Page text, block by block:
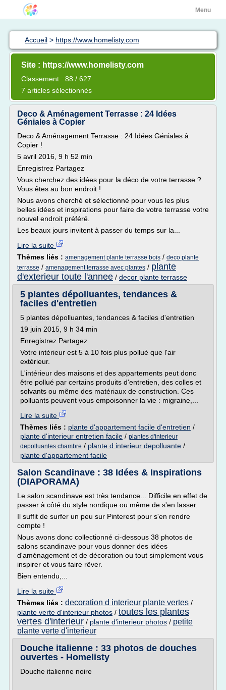
Menu
Accueil > https://www.homelisty.com
Site : https://www.homelisty.com
Classement : 88 / 627
7 articles sélectionnés
Deco & Aménagement Terrasse : 24 Idées
Géniales à Copier
Deco & Aménagement Terrasse : 24 Idées Géniales à
Copier !
5 avril 2016, 9 h 52 min
Enregistrez Partagez
Vous cherchez des idées pour la déco de votre terrasse ?
Vous êtes au bon endroit !
Nous avons cherché et sélectionné pour vous les plus
belles idées et inspirations pour faire de votre terrasse votre
nouvel endroit préféré.
Les beaux jours invitent à passer du temps sur la...
Lire la suite
Thèmes liés : amenagement plante terrasse bois / deco plante
terrasse / amenagement terrasse avec plantes / plante
d'exterieur toute l'annee / decor plante terrasse
5 plantes dépolluantes, tendances &
faciles d'entretien
5 plantes dépolluantes, tendances & faciles d'entretien
19 juin 2015, 9 h 34 min
Enregistrez Partagez
Votre intérieur est 5 à 10 fois plus pollué que l'air
extérieur.
L'intérieur des maisons et des appartements peut donc
être pollué par certains produits d'entretien, des colles et
solvants ou même des matériaux de construction. Ces
polluants peuvent vous empoisonner la vie : migraine,...
Lire la suite
Thèmes liés : plante d'appartement facile d'entretien /
plante d'interieur entretien facile / plantes d'interieur
depolluantes chambre / plante d interieur depolluante /
plante d'appartement facile
Salon Scandinave : 38 Idées & Inspirations
(DIAPORAMA)
Le salon scandinave est très tendance... Difficile en effet de
passer à côté du style nordique ou même de s'en lasser.
Il suffit de surfer un peu sur Pinterest pour s'en rendre
compte !
Nous avons donc collectionné ci-dessous 38 photos de
salons scandinave pour vous donner des idées
d'aménagement et de décoration ou tout simplement vous
inspirer et vous faire rêver.
Bien entendu,...
Lire la suite
Thèmes liés : decoration d interieur plante vertes /
plante verte d'interieur photos / toutes les plantes
vertes d'interieur / plante d'interieur photos / petite
plante verte d'interieur
Douche italienne : 33 photos de douches
ouvertes - Homelisty
Douche italienne noire